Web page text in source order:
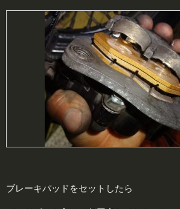
ブレーキパッドをセットしたら